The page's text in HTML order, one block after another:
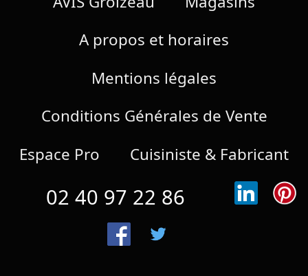
A propos et horaires
Mentions légales
Conditions Générales de Vente
Espace Pro
Cuisiniste & Fabricant
02 40 97 22 86